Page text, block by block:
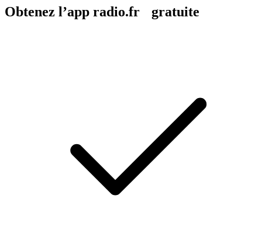
Obtenez l’app radio.fr gratuite